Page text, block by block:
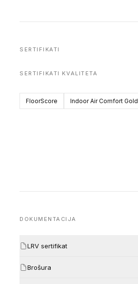
SERTIFIKATI
SERTIFIKATI KVALITETA
FloorScore Indoor Air Comfort Gold
DOKUMENTACIJA
LRV sertifikat
Brošura